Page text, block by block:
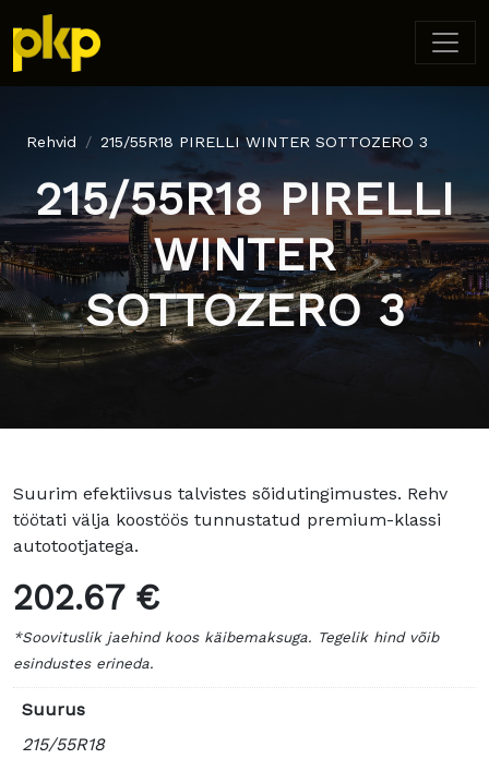
Rehvid 215/55R18 PIRELLI WINTER SOTTOZERO 3
215/55R18 PIRELLI
WINTER
SOTTOZERO 3
Suurim efektiivsus talvistes sõidutingimustes. Rehv
töötati välja koostöös tunnustatud premium-klassi
autotootjatega.
202.67 €
*Soovituslik jaehind koos käibemaksuga. Tegelik hind võib
esindustes erineda.
Suurus
215/55R18